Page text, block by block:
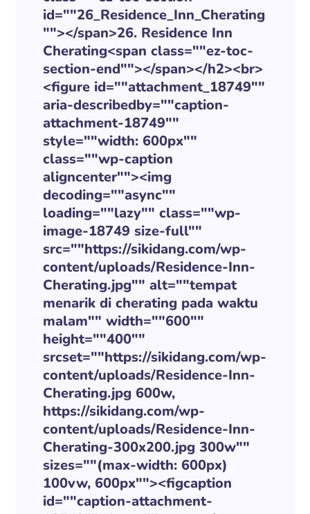
id=""26_Residence_Inn_Cherating
""></span>26. Residence Inn
Cherating<span class=""ez-toc-
section-end""></span></h2><br>
<figure id=""attachment_18749""
aria-describedby=""caption-
attachment-18749""
style=""width: 600px""
class=""wp-caption
aligncenter""><img
decoding=""async""
loading=""lazy"" class=""wp-
image-18749 size-full""
src=""https://sikidang.com/wp-
content/uploads/Residence-Inn-
Cherating.jpg"" alt=""tempat
menarik di cherating pada waktu
malam"" width=""600""
height=""400""
srcset=""https://sikidang.com/wp-
content/uploads/Residence-Inn-
Cherating.jpg 600w,
https://sikidang.com/wp-
content/uploads/Residence-Inn-
Cherating-300x200.jpg 300w""
sizes=""(max-width: 600px)
100vw, 600px""><figcaption
id=""caption-attachment-